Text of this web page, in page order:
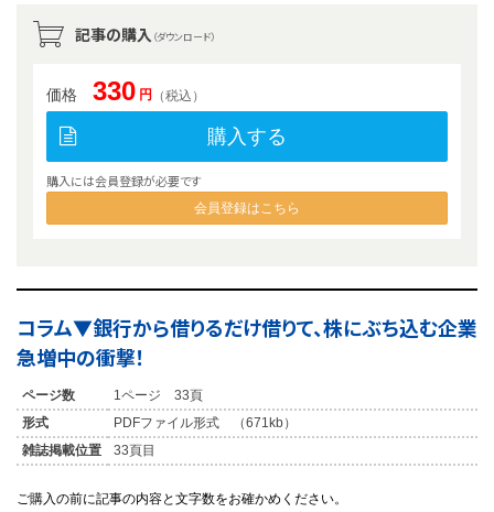
記事の購入 （ダウンロード）
価格 330 円 （税込）
購入する
購入には会員登録が必要です
会員登録はこちら
コラム▼銀行から借りるだけ借りて、株にぶち込む企業
急増中の衝撃！
ページ数
1ページ 33頁
形式
PDFファイル形式 （671kb）
雑誌掲載位置
33頁目
ご購入の前に記事の内容と文字数をお確かめください。